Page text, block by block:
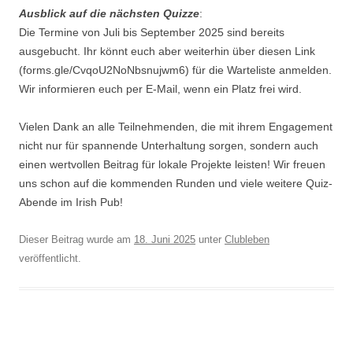
Ausblick auf die nächsten Quizze:
Die Termine von Juli bis September 2025 sind bereits
ausgebucht. Ihr könnt euch aber weiterhin über diesen Link
(forms.gle/CvqoU2NoNbsnujwm6) für die Warteliste anmelden.
Wir informieren euch per E-Mail, wenn ein Platz frei wird.
Vielen Dank an alle Teilnehmenden, die mit ihrem Engagement
nicht nur für spannende Unterhaltung sorgen, sondern auch
einen wertvollen Beitrag für lokale Projekte leisten! Wir freuen
uns schon auf die kommenden Runden und viele weitere Quiz-
Abende im Irish Pub!
Dieser Beitrag wurde am 18. Juni 2025 unter Clubleben
veröffentlicht.